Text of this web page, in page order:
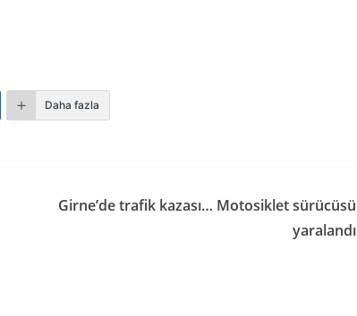
Daha fazla
Girne’de trafik kazası… Motosiklet sürücüsü
yaralandı